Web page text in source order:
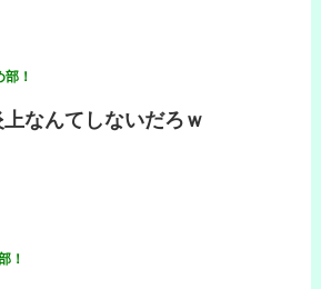
！
なんてしないだろｗ
！